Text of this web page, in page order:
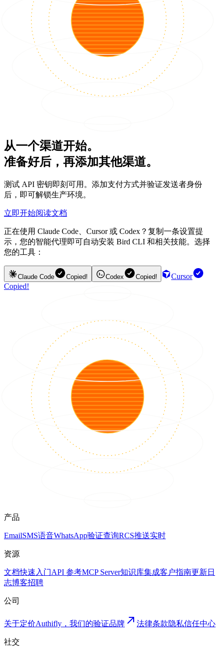
从一个渠道开始。
准备好后，再添加其他渠道。
测试 API 密钥即刻可用。添加支付方式并验证发送者身份
后，即可解锁生产环境。
立即开始阅读文档
正在使用 Claude Code、Cursor 或 Codex？复制一条设置提
示，您的智能代理即可自动安装 Bird CLI 和相关技能。选择
您的工具：
Claude Code Copied! Codex Copied!
Cursor
Copied!
产品
EmailSMS语音WhatsApp验证查询RCS推送实时
资源
文档快速入门API 参考MCP Server知识库集成客户指南更新日
志博客招聘
公司
关于定价Authifly，我们的验证品牌 法律条款隐私信任中心
社交